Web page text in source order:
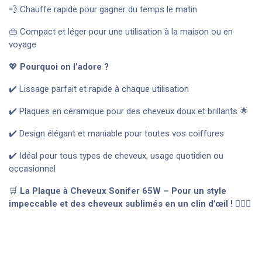
💨 Chauffe rapide pour gagner du temps le matin
👜 Compact et léger pour une utilisation à la maison ou en
voyage
💖 Pourquoi on l’adore ?
✔️ Lissage parfait et rapide à chaque utilisation
✔️ Plaques en céramique pour des cheveux doux et brillants 🌟
✔️ Design élégant et maniable pour toutes vos coiffures
✔️ Idéal pour tous types de cheveux, usage quotidien ou
occasionnel
🛒 La Plaque à Cheveux Sonifer 65W – Pour un style
impeccable et des cheveux sublimés en un clin d’œil ! 💇‍♀️✨